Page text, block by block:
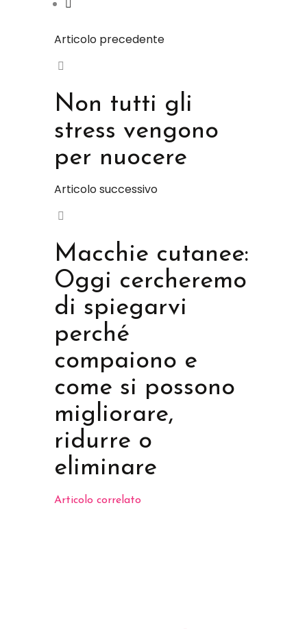
Articolo precedente
Non tutti gli
stress vengono
per nuocere
Articolo successivo
Macchie cutanee:
Oggi cercheremo
di spiegarvi
perché
compaiono e
come si possono
migliorare,
ridurre o
eliminare
Articolo correlato